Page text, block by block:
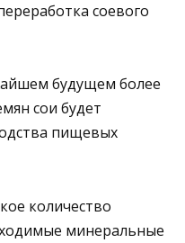
соевого
будущем более
сои будет
пищевых
количество
минеральные